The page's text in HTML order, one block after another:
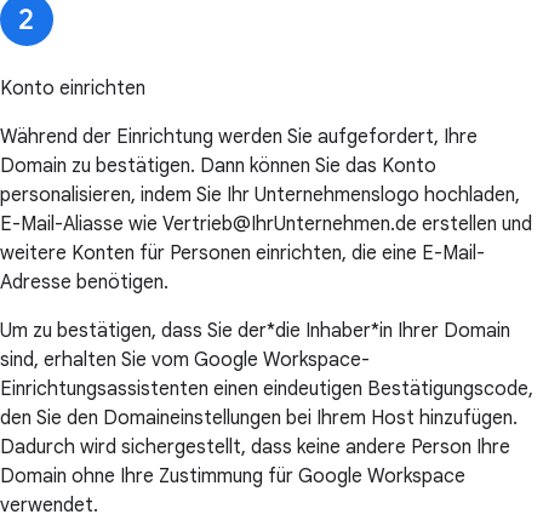
Konto einrichten
Während der Einrichtung werden Sie aufgefordert, Ihre
Domain zu bestätigen. Dann können Sie das Konto
personalisieren, indem Sie Ihr Unternehmenslogo hochladen,
E-Mail-Aliasse wie Vertrieb@IhrUnternehmen.de erstellen und
weitere Konten für Personen einrichten, die eine E-Mail-
Adresse benötigen.
Um zu bestätigen, dass Sie der*die Inhaber*in Ihrer Domain
sind, erhalten Sie vom Google Workspace-
Einrichtungsassistenten einen eindeutigen Bestätigungscode,
den Sie den Domaineinstellungen bei Ihrem Host hinzufügen.
Dadurch wird sichergestellt, dass keine andere Person Ihre
Domain ohne Ihre Zustimmung für Google Workspace
verwendet.